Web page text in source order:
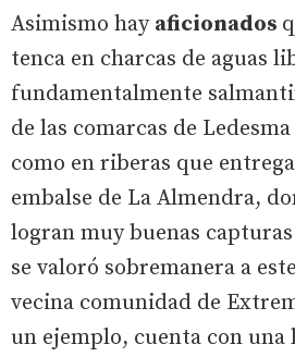
Asimismo hay aficionados
tenca en charcas de aguas
fundamentalmente
de las comarcas de
como en riberas que
embalse de La Almendra,
logran muy buenas
se valoró sobremanera a
vecina comunidad de
un ejemplo, cuenta con una